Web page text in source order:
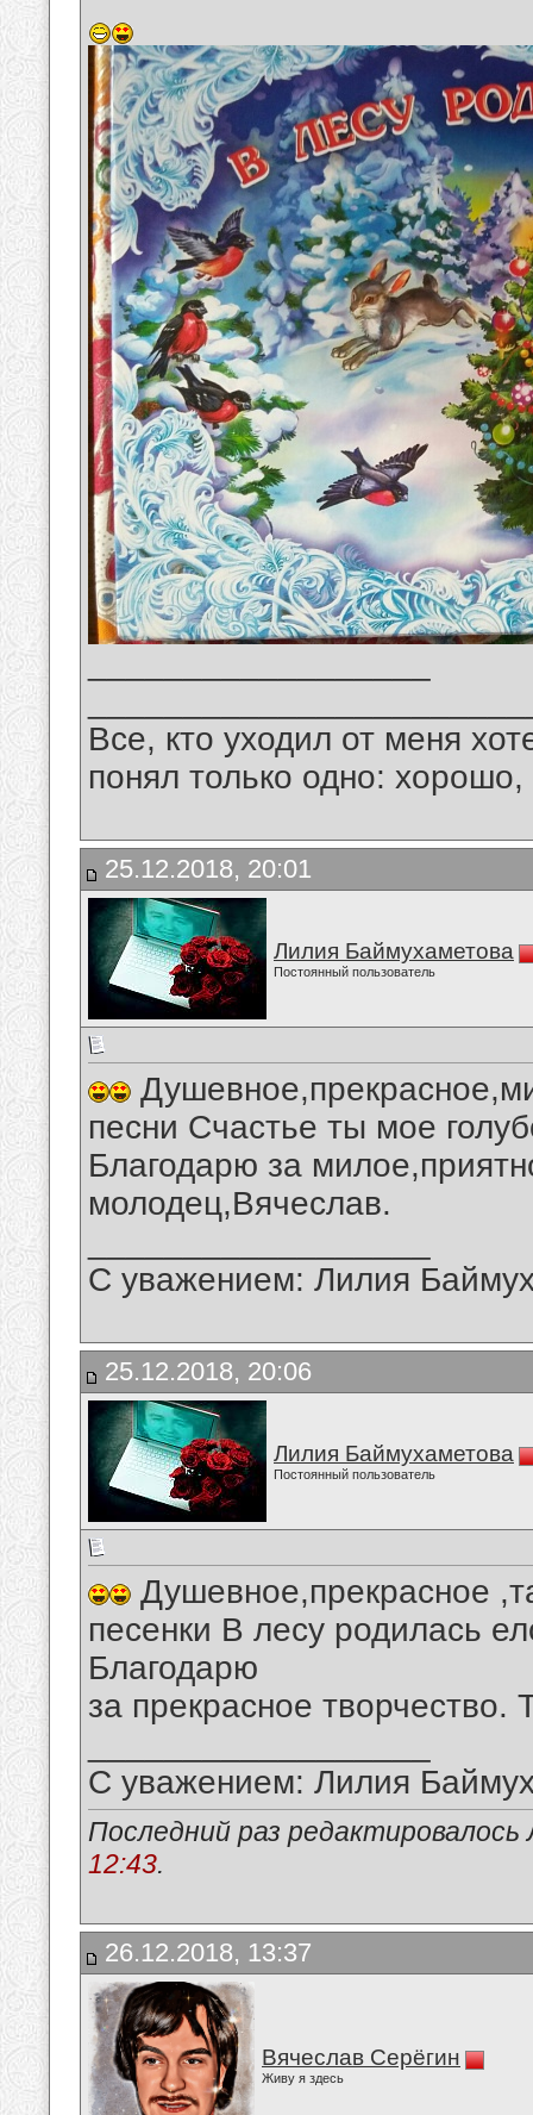
Все, кто уходил от меня
понял только одно:
25.12.2018, 20:01
Лилия Баймухаметова
Постоянный пользователь
песни Счастье ты мое
Благодарю за
молодец,Вячеслав.
С уважением: Лилия
25.12.2018, 20:06
Лилия Баймухаметова
Постоянный пользователь
Душевное,прекрасное
песенки В лесу родилась
Благодарю
за прекрасное
С уважением: Лилия
Последний раз
12:43.
26.12.2018, 13:37
Вячеслав Серёгин
Живу я здесь